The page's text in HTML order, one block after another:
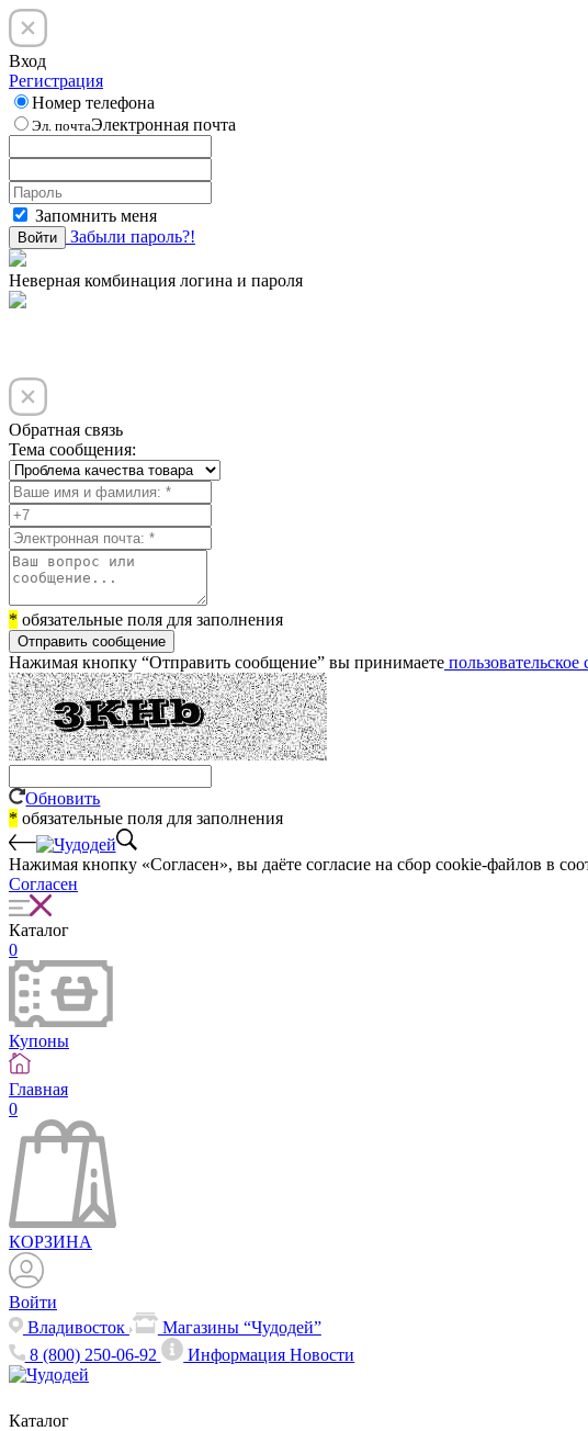
Вход
Регистрация
Номер телефона
Эл. почтаЭлектронная почта
Запомнить меня
Войти Забыли пароль?!
Неверная комбинация логина и пароля
Обратная связь
Тема сообщения:
* обязательные поля для заполнения
Отправить сообщение
Нажимая кнопку “Отправить сообщение” вы принимаете пользовательское
Обновить
* обязательные поля для заполнения
Нажимая кнопку «Согласен», вы даёте cогласие на сбор cookie-файлов в
Согласен
Каталог
0
Купоны
Главная
0
КОРЗИНА
Войти
Владивосток
Магазины “Чудодей”
8 (800) 250-06-92
ИнформацияНовости
Каталог